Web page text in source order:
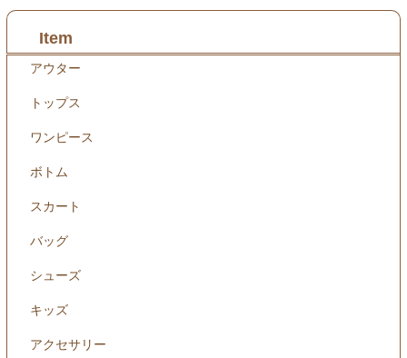
Item
アウター
トップス
ワンピース
ボトム
スカート
バッグ
シューズ
キッズ
アクセサリー